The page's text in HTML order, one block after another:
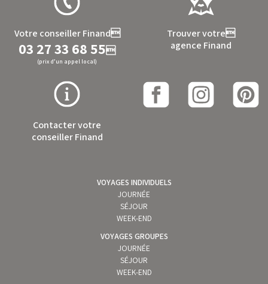
Votre conseiller Finand
03 27 33 68 55
(prix d’un appel local)
Trouver votre
agence Finand
Contacter votre
conseiller Finand
VOYAGES INDIVIDUELS
JOURNÉE
SÉJOUR
WEEK-END
VOYAGES GROUPES
JOURNÉE
SÉJOUR
WEEK-END